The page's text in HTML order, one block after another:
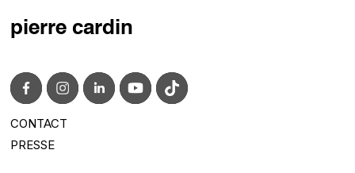
pierre cardin
CONTACT
CONTACT@PIERRECARDIN.COM
PRESSE